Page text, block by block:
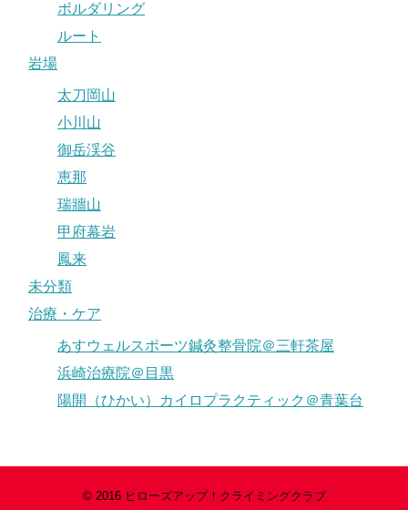
ボルダリング
ルート
岩場
太刀岡山
小川山
御岳渓谷
恵那
瑞牆山
甲府幕岩
鳳来
未分類
治療・ケア
あすウェルスポーツ鍼灸整骨院＠三軒茶屋
浜崎治療院＠目黒
陽開（ひかい）カイロプラクティック＠青葉台
© 2016 ヒローズアップ！クライミングクラブ